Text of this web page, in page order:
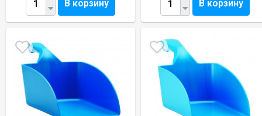
В корзину В корзину